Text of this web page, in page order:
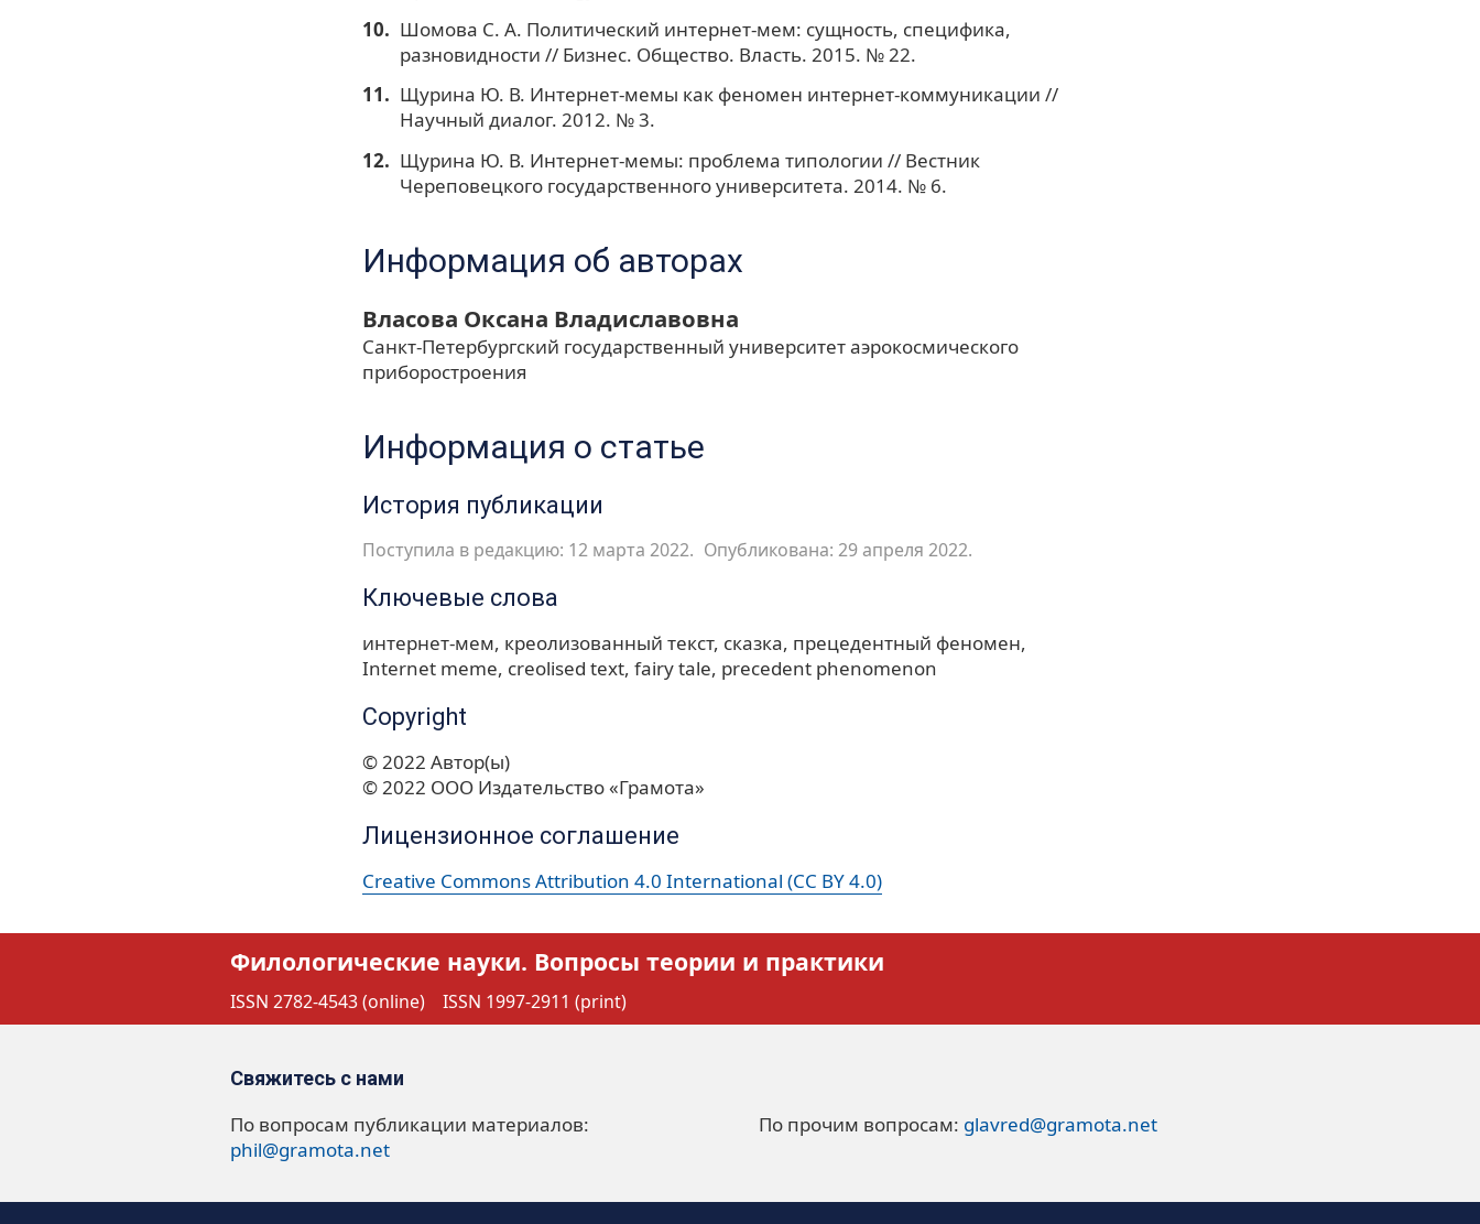
Шомова С. А. Политический интернет-мем: сущность, специфика,
разновидности // Бизнес. Общество. Власть. 2015. № 22.
Щурина Ю. В. Интернет-мемы как феномен интернет-коммуникации //
Научный диалог. 2012. № 3.
Щурина Ю. В. Интернет-мемы: проблема типологии // Вестник
Череповецкого государственного университета. 2014. № 6.
Информация об авторах
Власова Оксана Владиславовна
Санкт-Петербургский государственный университет аэрокосмического
приборостроения
Информация о статье
История публикации
Поступила в редакцию: 12 марта 2022. Опубликована: 29 апреля 2022.
Ключевые слова
интернет-мем креолизованный текст сказка прецедентный феномен
Internet meme creolised text fairy tale precedent phenomenon
Copyright
© 2022 Автор(ы)
© 2022 ООО Издательство «Грамота»
Лицензионное соглашение
Creative Commons Attribution 4.0 International (CC BY 4.0)
Филологические науки. Вопросы теории и практики
ISSN 2782-4543 (online) ISSN 1997-2911 (print)
Свяжитесь с нами
По вопросам публикации материалов:
phil@gramota.net
По прочим вопросам: glavred@gramota.net